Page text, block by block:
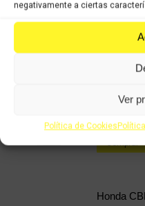
negativamente a ciertas
Ver
Política de Cookies
Honda
Comprar
Honda
Comprar
Honda